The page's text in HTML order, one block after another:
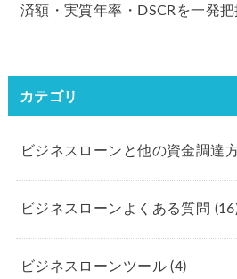
済額・実質年率・DSCRを一発
カテゴリ
ビジネスローンと他の資金調達
ビジネスローンよくある質問
ビジネスローンツール(4)